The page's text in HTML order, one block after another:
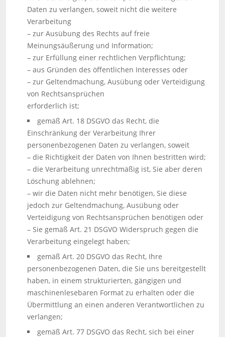
Daten zu verlangen, soweit nicht die weitere
Verarbeitung
– zur Ausübung des Rechts auf freie
Meinungsäußerung und Information;
– zur Erfüllung einer rechtlichen Verpflichtung;
– aus Gründen des öffentlichen Interesses oder
– zur Geltendmachung, Ausübung oder Verteidigung
von Rechtsansprüchen
erforderlich ist;
gemäß Art. 18 DSGVO das Recht, die
Einschränkung der Verarbeitung Ihrer
personenbezogenen Daten zu verlangen, soweit
– die Richtigkeit der Daten von Ihnen bestritten wird;
– die Verarbeitung unrechtmäßig ist, Sie aber deren
Löschung ablehnen;
– wir die Daten nicht mehr benötigen, Sie diese
jedoch zur Geltendmachung, Ausübung oder
Verteidigung von Rechtsansprüchen benötigen oder
– Sie gemäß Art. 21 DSGVO Widerspruch gegen die
Verarbeitung eingelegt haben;
gemäß Art. 20 DSGVO das Recht, Ihre
personenbezogenen Daten, die Sie uns bereitgestellt
haben, in einem strukturierten, gängigen und
maschinenlesebaren Format zu erhalten oder die
Übermittlung an einen anderen Verantwortlichen zu
verlangen;
gemäß Art. 77 DSGVO das Recht, sich bei einer